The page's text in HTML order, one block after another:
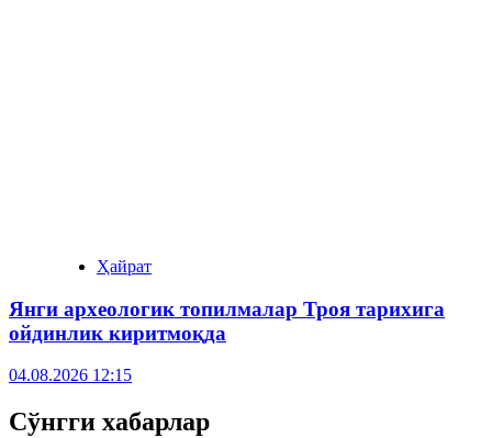
Ҳайрат
Янги археологик топилмалар Троя тарихига
ойдинлик киритмоқда
04.08.2026 12:15
Сўнгги хабарлар